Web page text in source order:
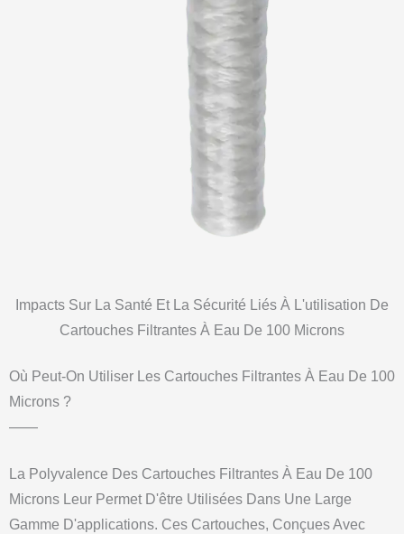
Impacts Sur La Santé Et La Sécurité Liés À L'utilisation De
Cartouches Filtrantes À Eau De 100 Microns
Où Peut-On Utiliser Les Cartouches Filtrantes À Eau De 100
Microns ?
——
La Polyvalence Des Cartouches Filtrantes À Eau De 100
Microns Leur Permet D'être Utilisées Dans Une Large
Gamme D'applications. Ces Cartouches, Conçues Avec